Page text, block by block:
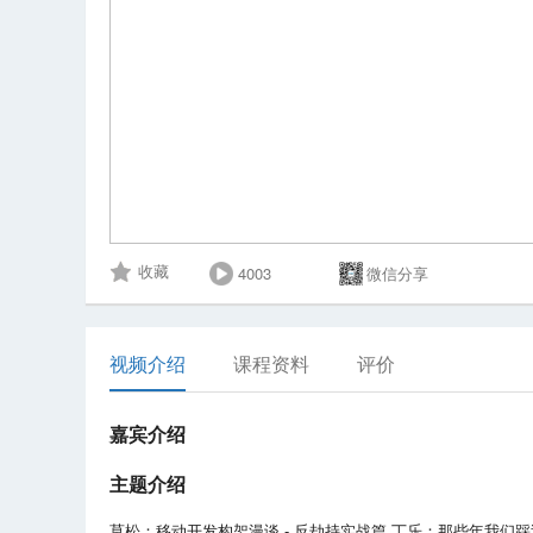
收藏 4003 微信分享
视频介绍 课程资料 评价
嘉宾介绍
主题介绍